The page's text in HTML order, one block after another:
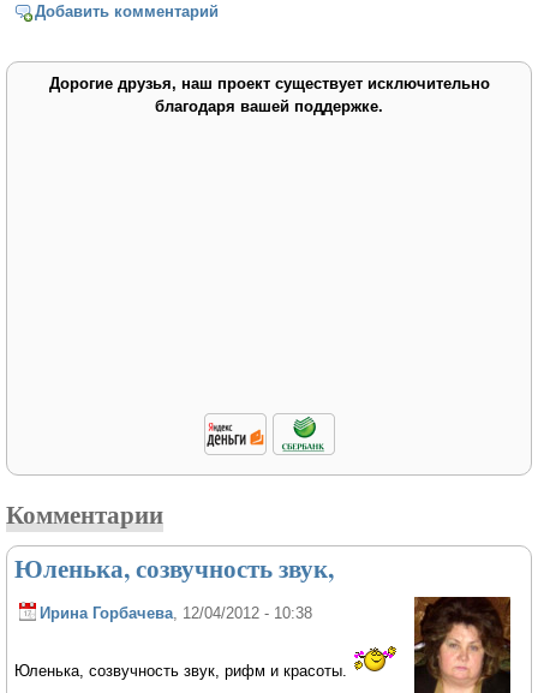
Добавить комментарий
Дорогие друзья, наш проект существует исключительно
благодаря вашей поддержке.
Комментарии
Юленька, созвучность звук,
Ирина Горбачева, 12/04/2012 - 10:38
Юленька, созвучность звук, рифм и красоты.